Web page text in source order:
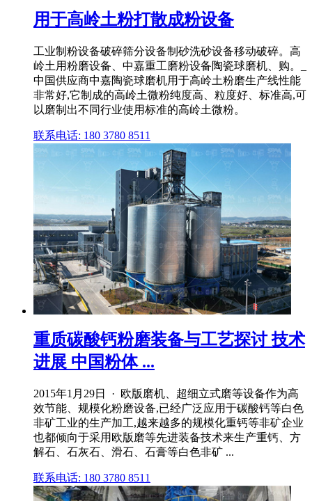
用于高岭土粉打散成粉设备
工业制粉设备破碎筛分设备制砂洗砂设备移动破碎。高
岭土用粉磨设备、中嘉重工磨粉设备陶瓷球磨机、购。_
中国供应商中嘉陶瓷球磨机用于高岭土粉磨生产线性能
非常好,它制成的高岭土微粉纯度高、粒度好、标准高,可
以磨制出不同行业使用标准的高岭土微粉。
联系电话: 180 3780 8511
重质碳酸钙粉磨装备与工艺探讨 技术
进展 中国粉体 ...
2015年1月29日 · 欧版磨机、超细立式磨等设备作为高
效节能、规模化粉磨设备,已经广泛应用于碳酸钙等白色
非矿工业的生产加工,越来越多的规模化重钙等非矿企业
也都倾向于采用欧版磨等先进装备技术来生产重钙、方
解石、石灰石、滑石、石膏等白色非矿 ...
联系电话: 180 3780 8511